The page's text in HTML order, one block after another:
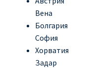
Вена
Болгария
София
Хорватия
Задар